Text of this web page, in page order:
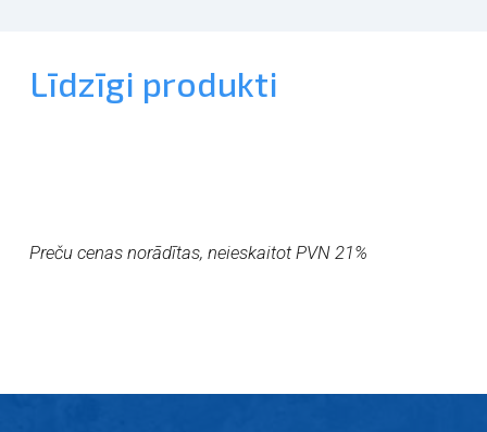
Līdzīgi produkti
Preču cenas norādītas, neieskaitot PVN 21%